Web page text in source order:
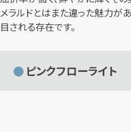
メラルドとはまた違った魅力が
目される存在です。
ピンクフローライト